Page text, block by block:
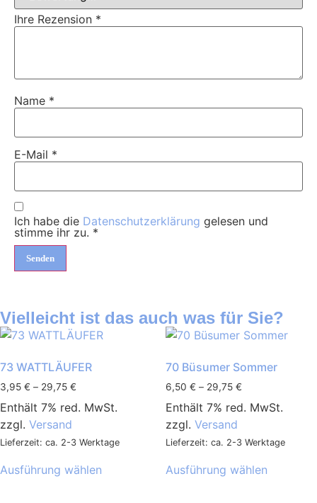
Ihre Rezension *
Name *
E-Mail *
Ich habe die Datenschutzerklärung gelesen und
stimme ihr zu. *
Vielleicht ist das auch was für Sie?
73 WATTLÄUFER
3,95 € – 29,75 €
Enthält 7% red. MwSt.
zzgl. Versand
Lieferzeit: ca. 2-3 Werktage
Ausführung wählen
70 Büsumer Sommer
6,50 € – 29,75 €
Enthält 7% red. MwSt.
zzgl. Versand
Lieferzeit: ca. 2-3 Werktage
Ausführung wählen